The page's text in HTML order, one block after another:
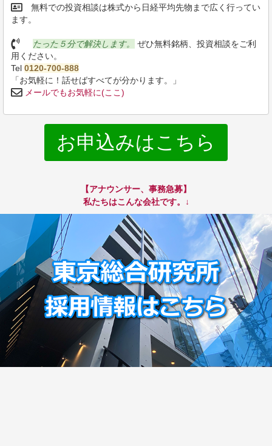
無料での投資相談は株式から日経平均先物まで広く行ってい
ます。
たった５分で解決します。
ぜひ無料銘柄、投資相談をご利
用ください。
Tel 0120-700-888
「お気軽に！話せばすべてが分かります。」
メールでもお気軽に(ここ)
お申込みはこちら
【アナウンサー、事務急募】
私たちはこんな会社です。↓